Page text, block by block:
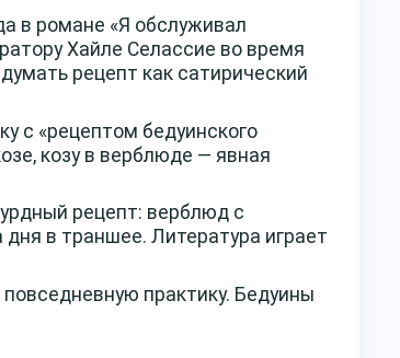
в романе «Я обслуживал
Хайле Селассие во время
рецепт как сатирический
с «рецептом бедуинского
козу в верблюде — явная
рецепт: верблюд с
в траншее. Литература играет
практику. Бедуины